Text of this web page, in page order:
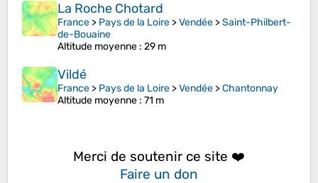
La Roche Chotard
France > Pays de la Loire >Vendée >Saint-Philbert-
de-Bouaine
Altitude moyenne : 29 m
Vildé
France > Pays de la Loire >Vendée >Chantonnay
Altitude moyenne : 71 m
Merci de soutenir ce site ❤️
Faire un don